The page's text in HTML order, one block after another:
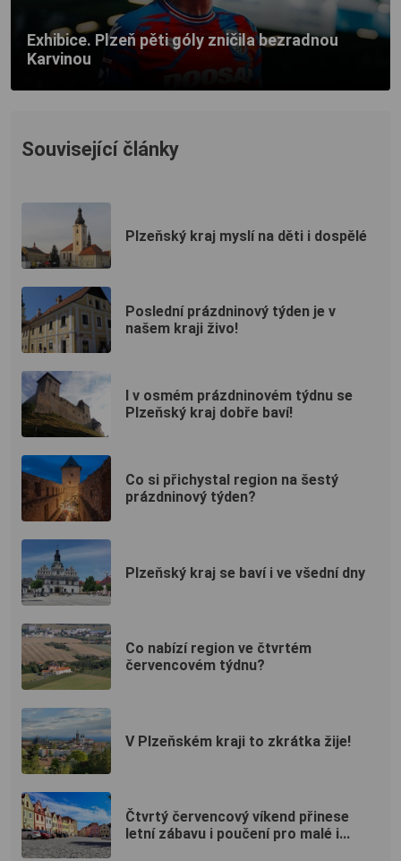
Exhibice. Plzeň pěti góly zničila bezradnou
Karvinou
Související články
Plzeňský kraj myslí na děti i dospělé
Poslední prázdninový týden je v
našem kraji živo!
I v osmém prázdninovém týdnu se
Plzeňský kraj dobře baví!
Co si přichystal region na šestý
prázdninový týden?
Plzeňský kraj se baví i ve všední dny
Co nabízí region ve čtvrtém
červencovém týdnu?
V Plzeňském kraji to zkrátka žije!
Čtvrtý červencový víkend přinese
letní zábavu i poučení pro malé i...